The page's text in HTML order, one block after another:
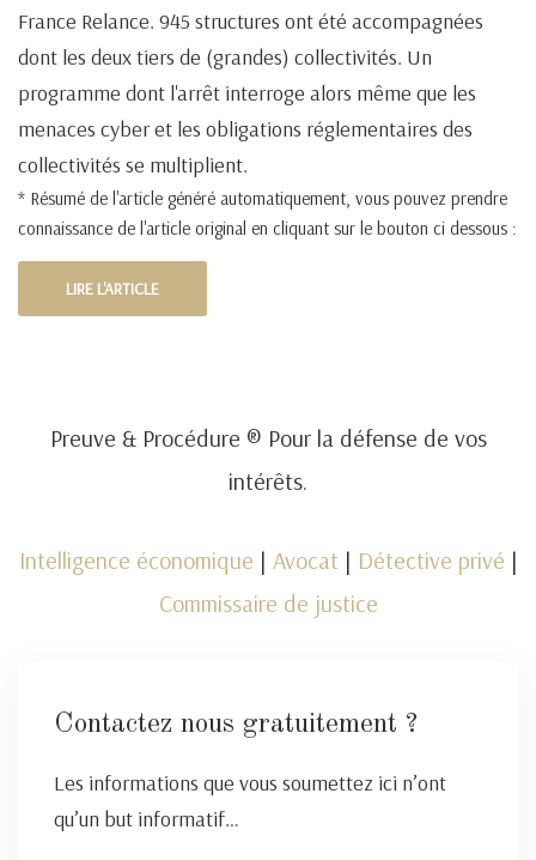
France Relance. 945 structures ont été accompagnées
dont les deux tiers de (grandes) collectivités. Un
programme dont l'arrêt interroge alors même que les
menaces cyber et les obligations réglementaires des
collectivités se multiplient.
* Résumé de l'article généré automatiquement, vous pouvez prendre
connaissance de l'article original en cliquant sur le bouton ci dessous :
LIRE L'ARTICLE
Preuve & Procédure ® Pour la défense de vos
intérêts.
Intelligence économique | Avocat | Détective privé |
Commissaire de justice
Contactez nous gratuitement ?
Les informations que vous soumettez ici n’ont
qu’un but informatif…